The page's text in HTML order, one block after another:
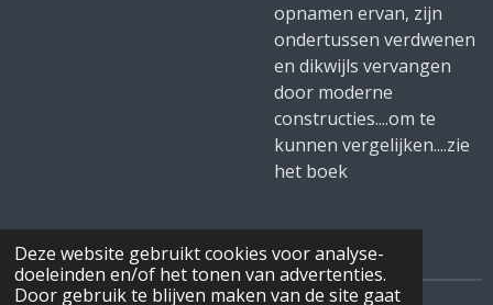
Deze website gebruikt cookies voor analyse-
doeleinden en/of het tonen van advertenties.
Door gebruik te blijven maken van de site gaat
opnamen ervan, zijn
ondertussen verdwenen
en dikwijls vervangen
door moderne
constructies....om te
kunnen vergelijken....zie
het boek